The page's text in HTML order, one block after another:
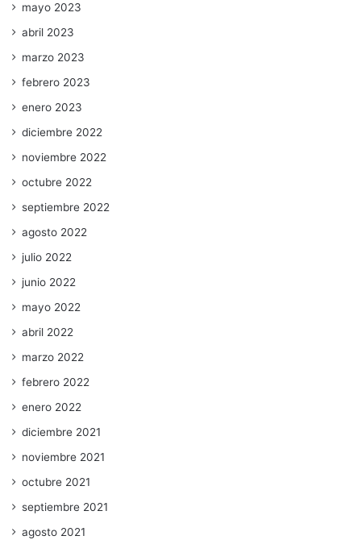
mayo 2023
abril 2023
marzo 2023
febrero 2023
enero 2023
diciembre 2022
noviembre 2022
octubre 2022
septiembre 2022
agosto 2022
julio 2022
junio 2022
mayo 2022
abril 2022
marzo 2022
febrero 2022
enero 2022
diciembre 2021
noviembre 2021
octubre 2021
septiembre 2021
agosto 2021